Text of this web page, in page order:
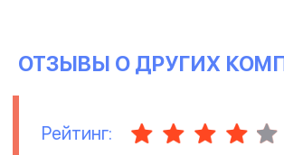
ОТЗЫВЫ О ДРУГИХ
Рейтинг: